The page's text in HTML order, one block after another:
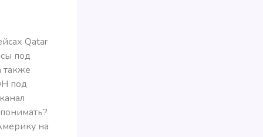
Qatar
под
также
под
на